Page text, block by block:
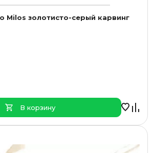
Milos золотисто-серый карвинг
В корзину